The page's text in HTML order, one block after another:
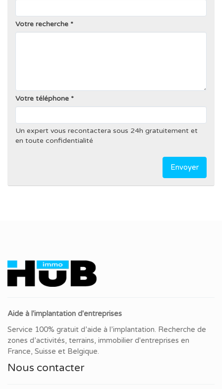
Votre recherche
Votre téléphone
Un expert vous recontactera sous 24h gratuitement et
en toute confidentialité
Envoyer
Aide à l'implantation d'entreprises
Service 100% gratuit d’aide à l’implantation. Recherche de
zones d’activités, terrains, immobilier d'entreprises en
France, Suisse et Belgique.
Nous contacter